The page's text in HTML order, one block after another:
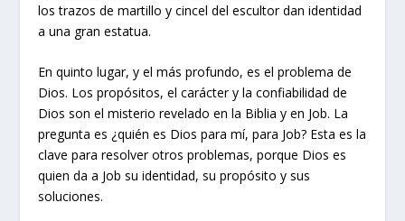
los trazos de martillo y cincel del escultor dan identidad
a una gran estatua.
En quinto lugar, y el más profundo, es el problema de
Dios. Los propósitos, el carácter y la confiabilidad de
Dios son el misterio revelado en la Biblia y en Job. La
pregunta es ¿quién es Dios para mí, para Job? Esta es la
clave para resolver otros problemas, porque Dios es
quien da a Job su identidad, su propósito y sus
soluciones.